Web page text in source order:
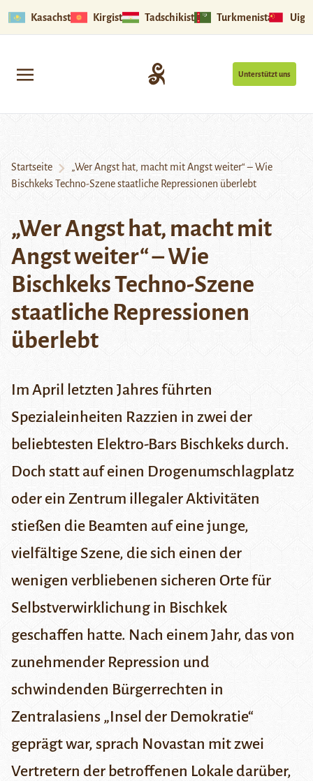
Kasachstan Kirgistan Tadschikistan Turkmenistan
Unterstützt uns
Startseite
„Wer Angst hat, macht mit Angst weiter“ – Wie
Bischkeks Techno-Szene staatliche Repressionen überlebt
„Wer Angst hat, macht mit
Angst weiter“ – Wie
Bischkeks Techno-Szene
staatliche Repressionen
überlebt
Im April letzten Jahres führten
Spezialeinheiten Razzien in zwei der
beliebtesten Elektro-Bars Bischkeks durch.
Doch statt auf einen Drogenumschlagplatz
oder ein Zentrum illegaler Aktivitäten
stießen die Beamten auf eine junge,
vielfältige Szene, die sich einen der
wenigen verbliebenen sicheren Orte für
Selbstverwirklichung in Bischkek
geschaffen hatte. Nach einem Jahr, das von
zunehmender Repression und
schwindenden Bürgerrechten in
Zentralasiens „Insel der Demokratie“
geprägt war, sprach Novastan mit zwei
Vertretern der betroffenen Lokale darüber,